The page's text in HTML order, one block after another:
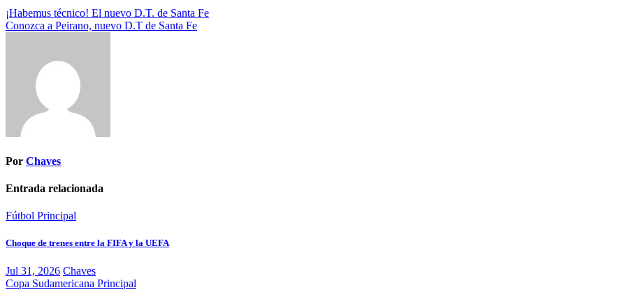
Navegación
de
¡Habemus técnico! El nuevo D.T. de Santa Fe
Conozca a Peirano, nuevo D.T de Santa Fe
Por Chaves
Entrada relacionada
Fútbol Principal
Choque de trenes entre la FIFA y la UEFA
Jul 31, 2026 Chaves
Copa Sudamericana Principal